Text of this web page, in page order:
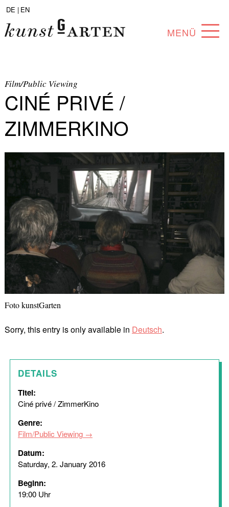
DE | EN
MENÜ
COLLECTION
ARTISTS
PARTNERS
ANGEBOTE
Film/Public Viewing
CINÉ PRIVÉ /
ZIMMERKINO
Foto kunstGarten
Sorry, this entry is only available in Deutsch.
DETAILS
Titel:
Ciné privé / ZimmerKino
Genre:
Film/Public Viewing
Datum:
Saturday, 2. January 2016
Beginn:
19:00 Uhr